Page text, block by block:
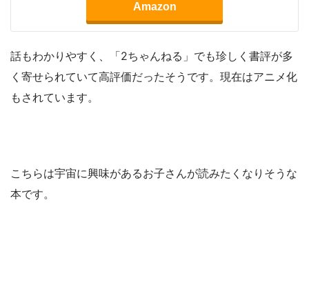
Amazon
話もわかりやすく、「2ちゃんねる」でも珍しく書評が多
く寄せられていて高評価だったそうです。現在はアニメ化
もされています。
こちらは宇宙に興味があるお子さんが読みたくなりそうな
本です。